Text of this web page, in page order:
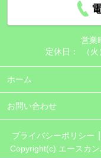
営業
定休日：
（
ホーム
お問い合わせ
プライバシーポリシー
Copyright(c) エースカ